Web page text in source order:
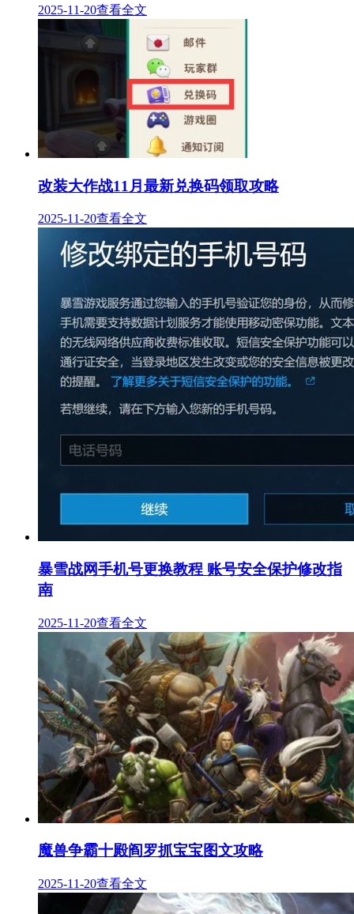
2025-11-20查看全文
改装大作战11月最新兑换码领取攻略
2025-11-20查看全文
暴雪战网手机号更换教程 账号安全保护修改指
南
2025-11-20查看全文
魔兽争霸十殿阎罗抓宝宝图文攻略
2025-11-20查看全文